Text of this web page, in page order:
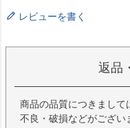
レビューを書く
返品
商品の品質につきまし
不良・破損などがござい